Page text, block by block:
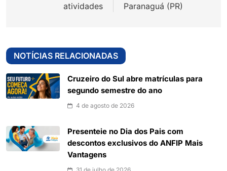
atividades
Paranaguá (PR)
NOTÍCIAS RELACIONADAS
Cruzeiro do Sul abre matrículas para
segundo semestre do ano
4 de agosto de 2026
Presenteie no Dia dos Pais com
descontos exclusivos do ANFIP Mais
Vantagens